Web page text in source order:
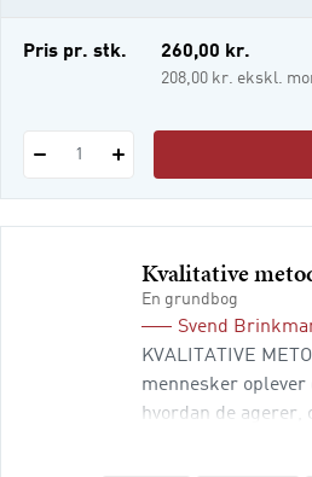
videnskabsteori,
e-bog (epub3)
Pris pr. stk. 260,00 kr.
208,00 kr. ekskl.
1
Kvalitative
En grundbog
Svend
KVALITATIVE
mennesker oplever
hvordan de agerer,